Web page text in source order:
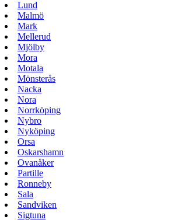
Lund
Malmö
Mark
Mellerud
Mjölby
Mora
Motala
Mönsterås
Nacka
Nora
Norrköping
Nybro
Nyköping
Orsa
Oskarshamn
Ovanåker
Partille
Ronneby
Sala
Sandviken
Sigtuna